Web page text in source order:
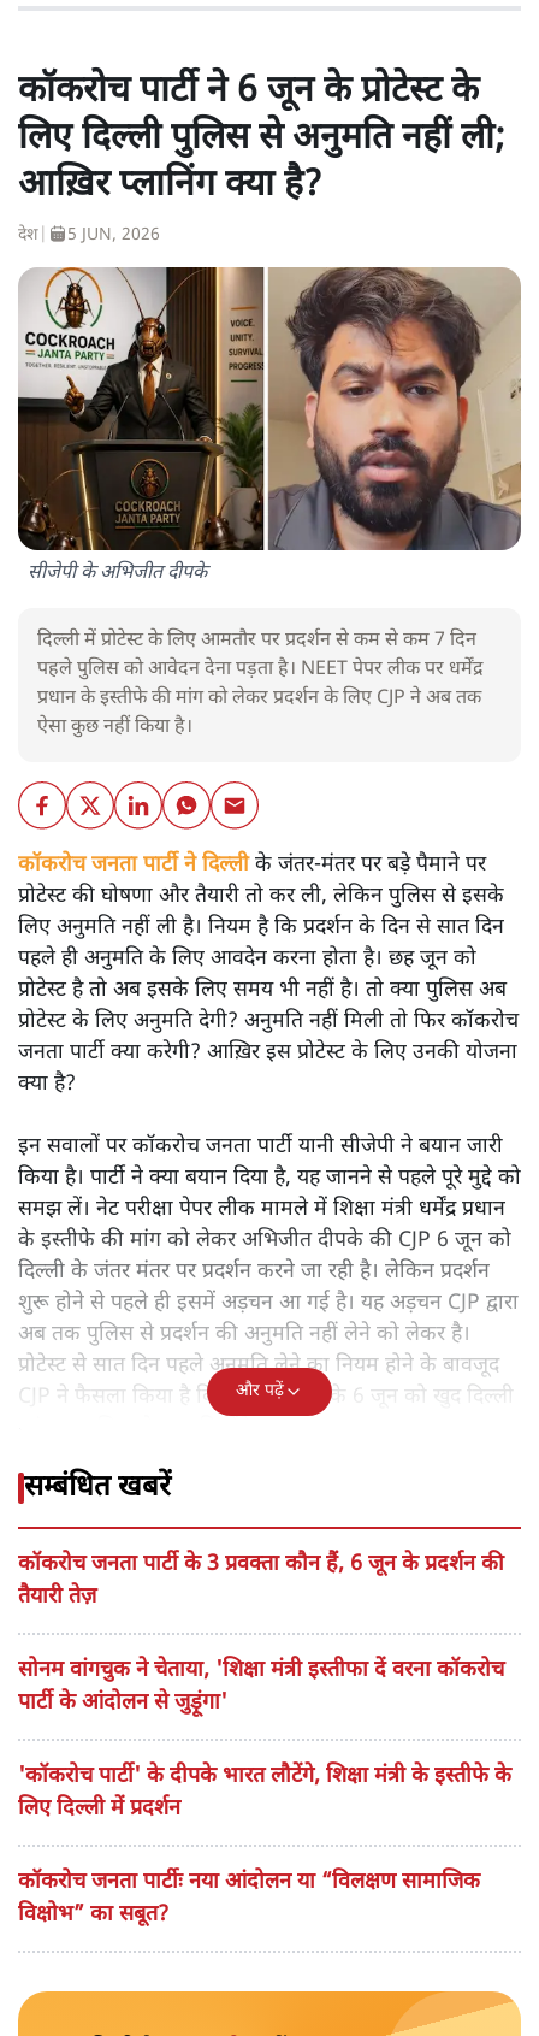
कॉकरोच पार्टी ने 6 जून के प्रोटेस्ट के
लिए दिल्ली पुलिस से अनुमति नहीं ली;
आख़िर प्लानिंग क्या है?
देश 5 JUN, 2026
सीजेपी के अभिजीत दीपके
दिल्ली में प्रोटेस्ट के लिए आमतौर पर प्रदर्शन से कम से कम 7 दिन
पहले पुलिस को आवेदन देना पड़ता है। NEET पेपर लीक पर धर्मेंद्र
प्रधान के इस्तीफे की मांग को लेकर प्रदर्शन के लिए CJP ने अब तक
ऐसा कुछ नहीं किया है।
कॉकरोच जनता पार्टी ने दिल्लीके जंतर-मंतर पर बड़े पैमाने पर
प्रोटेस्ट की घोषणा और तैयारी तो कर ली, लेकिन पुलिस से इसके
लिए अनुमति नहीं ली है। नियम है कि प्रदर्शन के दिन से सात दिन
पहले ही अनुमति के लिए आवदेन करना होता है। छह जून को
प्रोटेस्ट है तो अब इसके लिए समय भी नहीं है। तो क्या पुलिस अब
प्रोटेस्ट के लिए अनुमति देगी? अनुमति नहीं मिली तो फिर कॉकरोच
जनता पार्टी क्या करेगी? आख़िर इस प्रोटेस्ट के लिए उनकी योजना
क्या है?
इन सवालों पर कॉकरोच जनता पार्टी यानी सीजेपी ने बयान जारी
किया है। पार्टी ने क्या बयान दिया है, यह जानने से पहले पूरे मुद्दे को
समझ लें। नेट परीक्षा पेपर लीक मामले में शिक्षा मंत्री धर्मेंद्र प्रधान
के इस्तीफे की मांग को लेकर अभिजीत दीपके की CJP 6 जून को
दिल्ली के जंतर मंतर पर प्रदर्शन करने जा रही है। लेकिन प्रदर्शन
शुरू होने से पहले ही इसमें अड़चन आ गई है। यह अड़चन CJP द्वारा
अब तक पुलिस से प्रदर्शन की अनुमति नहीं लेने को लेकर है।
प्रोटेस्ट से सात दिन पहले अनुमति लेने का नियम होने के बावजूद
CJP ने फैसला किया है कि अभिजीत दीपके 6 जून को खुद दिल्ली
और पढ़ें
सम्बंधित खबरें
कॉकरोच जनता पार्टी के 3 प्रवक्ता कौन हैं, 6 जून के प्रदर्शन की
तैयारी तेज़
सोनम वांगचुक ने चेताया, 'शिक्षा मंत्री इस्तीफा दें वरना कॉकरोच
पार्टी के आंदोलन से जुड़ूंगा'
'कॉकरोच पार्टी' के दीपके भारत लौटेंगे, शिक्षा मंत्री के इस्तीफे के
लिए दिल्ली में प्रदर्शन
कॉकरोच जनता पार्टीः नया आंदोलन या “विलक्षण सामाजिक
विक्षोभ” का सबूत?